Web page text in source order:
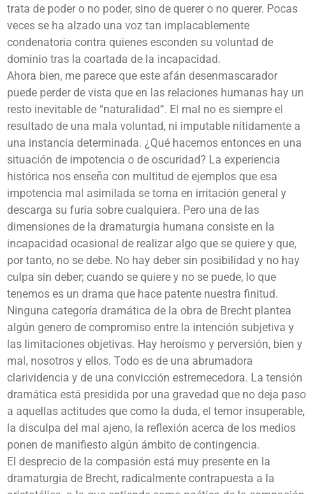
trata de poder o no poder, sino de querer o no querer. Pocas
veces se ha alzado una voz tan implacablemente
condenatoria contra quienes esconden su voluntad de
dominio tras la coartada de la incapacidad.
Ahora bien, me parece que este afán desenmascarador
puede perder de vista que en las relaciones humanas hay un
resto inevitable de “naturalidad”. El mal no es siempre el
resultado de una mala voluntad, ni imputable nítidamente a
una instancia determinada. ¿Qué hacemos entonces en una
situación de impotencia o de oscuridad? La experiencia
histórica nos enseña con multitud de ejemplos que esa
impotencia mal asimilada se torna en irritación general y
descarga su furia sobre cualquiera. Pero una de las
dimensiones de la dramaturgia humana consiste en la
incapacidad ocasional de realizar algo que se quiere y que,
por tanto, no se debe. No hay deber sin posibilidad y no hay
culpa sin deber; cuando se quiere y no se puede, lo que
tenemos es un drama que hace patente nuestra finitud.
Ninguna categoría dramática de la obra de Brecht plantea
algún genero de compromiso entre la intención subjetiva y
las limitaciones objetivas. Hay heroísmo y perversión, bien y
mal, nosotros y ellos. Todo es de una abrumadora
clarividencia y de una convicción estremecedora. La tensión
dramática está presidida por una gravedad que no deja paso
a aquellas actitudes que como la duda, el temor insuperable,
la disculpa del mal ajeno, la reflexión acerca de los medios
ponen de manifiesto algún ámbito de contingencia.
El desprecio de la compasión está muy presente en la
dramaturgia de Brecht, radicalmente contrapuesta a la